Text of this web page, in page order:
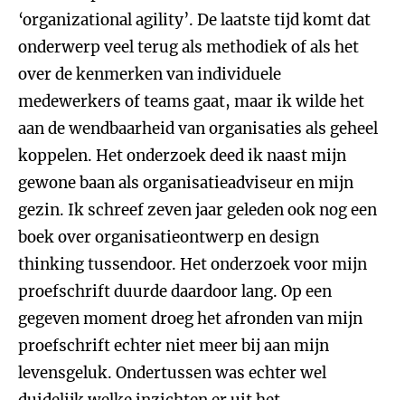
‘organizational agility’. De laatste tijd komt dat
onderwerp veel terug als methodiek of als het
over de kenmerken van individuele
medewerkers of teams gaat, maar ik wilde het
aan de wendbaarheid van organisaties als geheel
koppelen. Het onderzoek deed ik naast mijn
gewone baan als organisatieadviseur en mijn
gezin. Ik schreef zeven jaar geleden ook nog een
boek over organisatieontwerp en design
thinking tussendoor. Het onderzoek voor mijn
proefschrift duurde daardoor lang. Op een
gegeven moment droeg het afronden van mijn
proefschrift echter niet meer bij aan mijn
levensgeluk. Ondertussen was echter wel